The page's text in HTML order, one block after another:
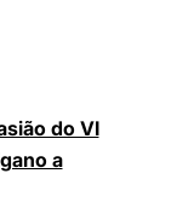
do VI
a